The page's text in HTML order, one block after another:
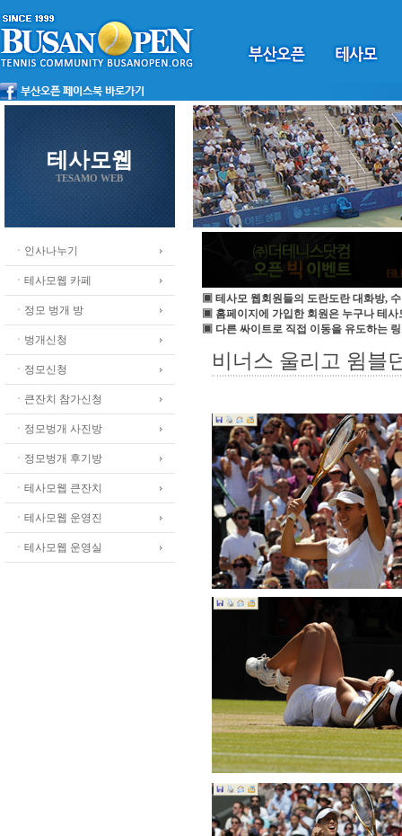
테사모웹
TESAMO WEB
ㆍ인사나누기
ㆍ테사모웹 카페
ㆍ정모 벙개 방
ㆍ벙개신청
ㆍ정모신청
ㆍ큰잔치 참가신청
ㆍ정모벙개 사진방
ㆍ정모벙개 후기방
ㆍ테사모웹 큰잔치
ㆍ테사모웹 운영진
ㆍ테사모웹 운영실
▣ 테사모 웹회원들의 도란도란 대화방,
▣ 홈페이지에 가입한 회원은 누구나 테사
▣ 다른 싸이트로 직접 이동을 유도하는
비너스 울리고 윔블